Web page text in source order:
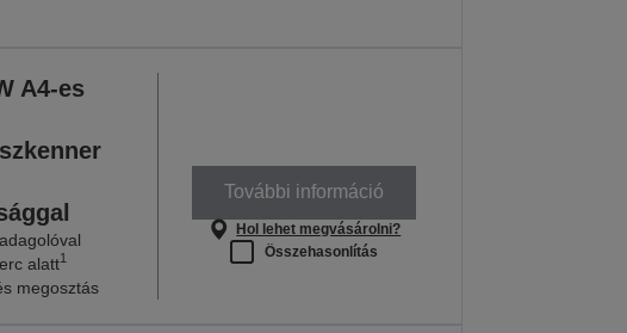
A4-es
alatt1
megosztás
További információ
Hol lehet megvásárolni?
Összehasonlítás